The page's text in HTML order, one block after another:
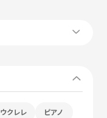
ウクレレ ピアノ